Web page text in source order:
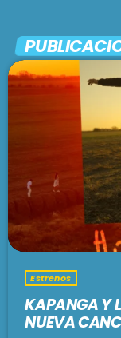
Estrenos
KAPANGA Y
NUEVA